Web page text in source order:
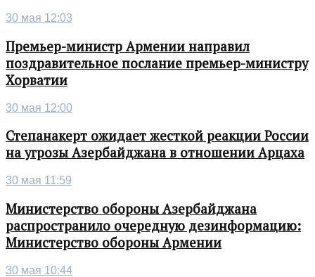
30 мая 12:03
Премьер-министр Армении направил
поздравительное послание премьер-министру
Хорватии
30 мая 12:00
Степанакерт ожидает жесткой реакции России
на угрозы Азербайджана в отношении Арцаха
30 мая 11:59
Министерство обороны Азербайджана
распространило очередную дезинформацию:
Министерство обороны Армении
30 мая 10:44